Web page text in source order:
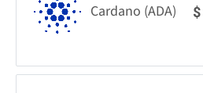
Cardano (ADA) $